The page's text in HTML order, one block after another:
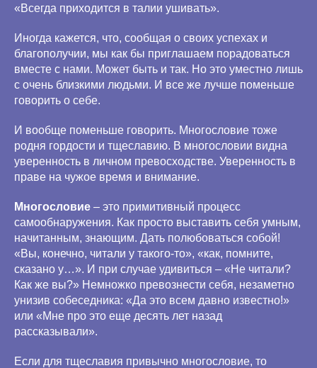
«Всегда приходится в талии ушивать».
Иногда кажется, что, сообщая о своих успехах и
благополучии, мы как бы приглашаем порадоваться
вместе с нами. Может быть и так. Но это уместно лишь
с очень близкими людьми. И все же лучше поменьше
говорить о себе.
И вообще поменьше говорить. Многословие тоже
родня гордости и тщеславию. В многословии видна
уверенность в личном превосходстве. Уверенность в
праве на чужое время и внимание.
Многословие – это примитивный процесс
самообнаружения. Как просто выставить себя умным,
начитанным, знающим. Дать полюбоваться собой!
«Вы, конечно, читали у такого-то», «как, помните,
сказано у…». И при случае удивиться – «Не читали?
Как же вы?» Немножко превознести себя, незаметно
унизив собеседника: «Да это всем давно известно!»
или «Мне про это еще десять лет назад
рассказывали».
Если для тщеславия привычно многословие, то